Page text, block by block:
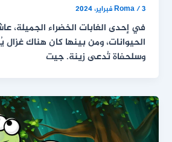
Roma/3 فبراير، 2024
في إحدى الغابات الخضراء
الحيوانات، ومن بينها كان هناك
وسلحفاة تُدعى زينة. جيت